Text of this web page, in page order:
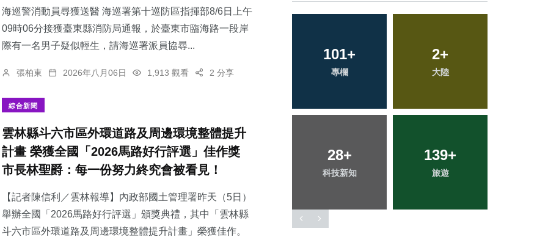
海巡警消動員尋獲送醫 海巡署第十巡防區指揮部8/6日上午
09時06分接獲臺東縣消防局通報，於臺東市臨海路一段岸
際有一名男子疑似輕生，請海巡署派員協尋...
張柏東 2026年八月06日 1,913 觀看 2 分享
綜合新聞
雲林縣斗六市區外環道路及周邊環境整體提升
計畫 榮獲全國「2026馬路好行評選」佳作獎
市長林聖爵：每一份努力終究會被看見！
【記者陳信利／雲林報導】內政部國土管理署昨天（5日）
舉辦全國「2026馬路好行評選」頒獎典禮，其中「雲林縣
斗六市區外環道路及周邊環境整體提升計畫」榮獲佳作。
618 +
綜合新聞
101+
專欄
28+
科技新知
139
183+
健康
344
社會
56+
宗教
43+
頭條